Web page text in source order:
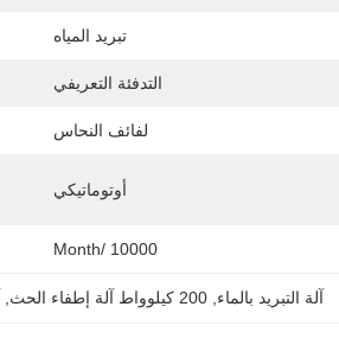
تبريد المياه
التدفئة التعريفي
لفائف النحاس
أوتوماتيكي
10000 /month
آلة التبريد بالماء , 200 كيلوواط آلة إطفاء الحث